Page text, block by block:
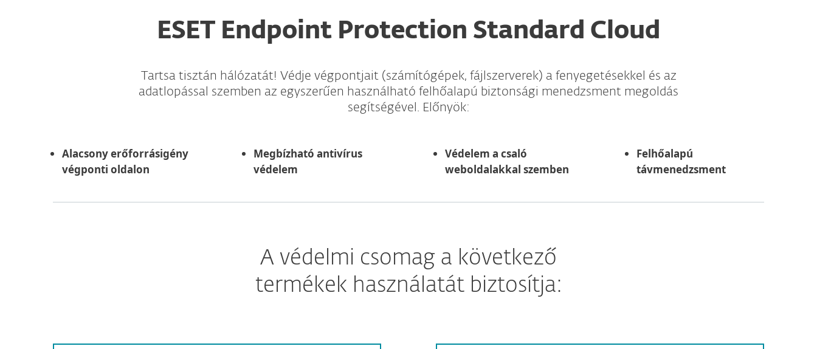
ESET Endpoint Protection Standard Cloud
Tartsa tisztán hálózatát! Védje végpontjait (számítógépek, fájlszerverek) a fenyegetésekkel és az
adatlopással szemben az egyszerűen használható felhőalapú biztonsági menedzsment megoldás
segítségével. Előnyök:
Alacsony erőforrásigény
végponti oldalon
Megbízható antivírus
védelem
Védelem a csaló
weboldalakkal szemben
Felhőalapú
távmenedzsment
A védelmi csomag a következő
termékek használatát biztosítja: